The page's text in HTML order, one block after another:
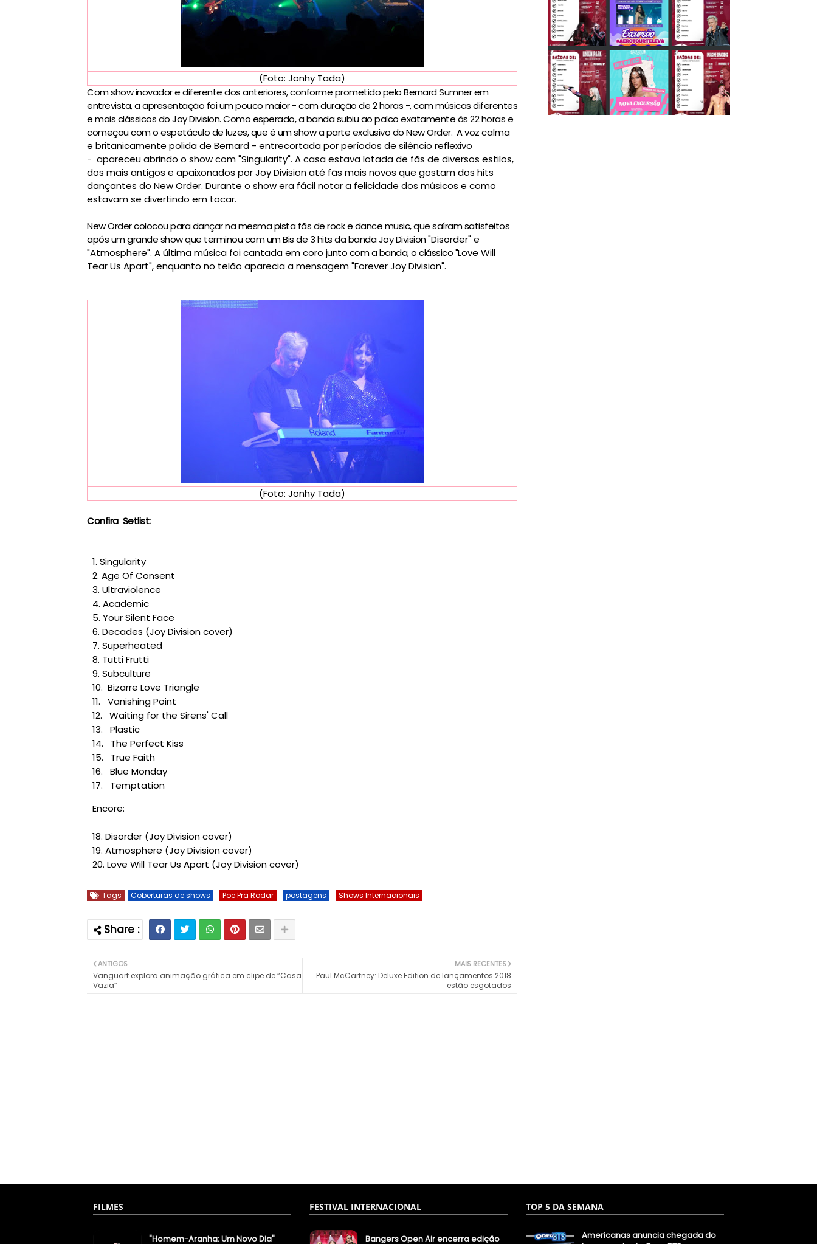
(Foto: Jonhy Tada)
Com show inovador e diferente dos anteriores, conforme prometido peloBernard Sumnerem
entrevista, a apresentação foi um pouco maior - com duração de 2 horas -, commúsicas diferentes
e mais clássicos do Joy Division. Como esperado, a banda subiu ao palco exatamente às 22 horas e
começou com o espetáculo de luzes, que é um show a parte exclusivo do New Order. A vozcalma
e britanicamente polida de Bernard - entrecortada por períodos de silêncio reflexivo
- apareceu abrindo o show com "Singularity". A casa estava lotada de fãs de diversos estilos,
dos mais antigos e apaixonados por Joy Division até fãs mais novos que gostam dos hits
dançantes do New Order. Durante o show era fácil notar a felicidade dos músicos e como
estavam se divertindo em tocar.
New Order colocou para dançar na mesma pista fãs de rock e dance music, que saíram satisfeitos
após um grande show que terminou com um Bis de 3 hits da banda Joy Division "Disorder" e
"Atmosphere". A última música foi cantada em coro junto com a banda, o clássico "Love Will
Tear Us Apart", enquanto no telão aparecia a mensagem "Forever Joy Division".
(Foto: Jonhy Tada)
Confira Setlist:
1. Singularity
2. Age Of Consent
3. Ultraviolence
4. Academic
5. Your Silent Face
6. Decades (Joy Divisioncover)
7. Superheated
8. Tutti Frutti
9. Subculture
10. Bizarre Love Triangle
11.
Vanishing Point
12.
Waiting for the Sirens' Call
13.
Plastic
14.
The Perfect Kiss
15.
True Faith
16.
Blue Monday
17.
Temptation
Encore:
18. Disorder (Joy Divisioncover)
19. Atmosphere (Joy Divisioncover)
20. Love Will Tear Us Apart (Joy Divisioncover)
Tags Coberturas de shows Põe Pra Rodar postagens Shows Internacionais
MAIS RECENTES
Paul McCartney: Deluxe Edition de lançamentos 2018
estão esgotados
ANTIGOS
Vanguart explora animação gráfica em clipe de “Casa
Vazia”
FILMES
"Homem-Aranha: Um Novo Dia"
FESTIVAL INTERNACIONAL
Bangers Open Air encerra edição
TOP 5 DA SEMANA
Americanas anuncia chegada do